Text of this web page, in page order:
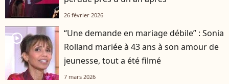
26 février 2026
player2
“Une demande en mariage débile” : Sonia
Rolland mariée à 43 ans à son amour de
jeunesse, tout a été filmé
7 mars 2026